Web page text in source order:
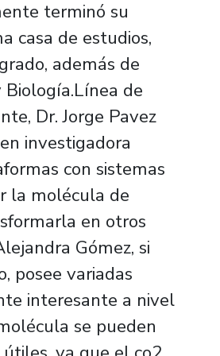
terminó su
casa de estudios,
además de
de
Dr. Jorge Pavez
investigadora
con sistemas
la molécula de
en otros
Gómez, si
posee variadas
interesante a nivel
se pueden